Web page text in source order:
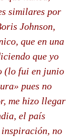
similares por
Johnson,
que en una
que yo
(lo fui en junio
pues no
me hizo llegar
el país
inspiración, no